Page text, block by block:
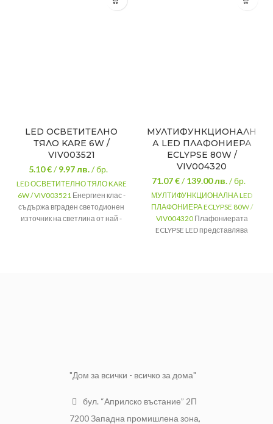
LED ОСВЕТИТЕЛНО
ТЯЛО KARE 6W /
VIV003521
5.10 €/9.97лв./ бр.
LED ОСВЕТИТЕЛНО ТЯЛО KARE
6W / VIV003521Енергиен клас -
съдържа вграден светодионен
източник на светлина от най -
МУЛТИФУНКЦИОНАЛН
А LED ПЛАФОНИЕРА
ECLYPSE 80W /
VIV004320
71.07 €/139.00лв./ бр.
МУЛТИФУНКЦИОНАЛНА LED
ПЛАФОНИЕРА ECLYPSE 80W /
VIV004320Плафониерата
ECLYPSE LED представлява
"Дом за всички - всичко за дома"
бул. “Априлско въстание” 2П
7200 Западна промишлена зона,